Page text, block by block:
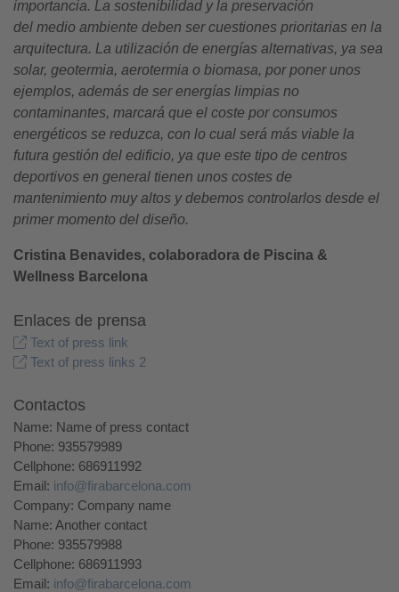
importancia. La sostenibilidad y la preservación
del medio ambiente deben ser cuestiones prioritarias en la
arquitectura. La utilización de energías alternativas, ya sea
solar, geotermia, aerotermia o biomasa, por poner unos
ejemplos, además de ser energías limpias no
contaminantes, marcará que el coste por consumos
energéticos se reduzca, con lo cual será más viable la
futura gestión del edificio, ya que este tipo de centros
deportivos en general tienen unos costes de
mantenimiento muy altos y debemos controlarlos desde el
primer momento del diseño.
Cristina Benavides, colaboradora de Piscina &
Wellness Barcelona
Enlaces de prensa
Text of press link
Text of press links 2
Contactos
Name: Name of press contact
Phone: 935579989
Cellphone: 686911992
Email: info@firabarcelona.com
Company: Company name
Name: Another contact
Phone: 935579988
Cellphone: 686911993
Email: info@firabarcelona.com